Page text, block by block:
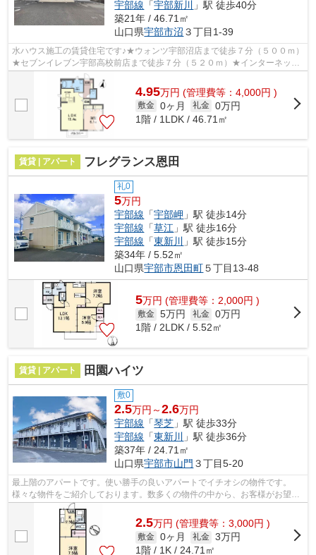
宇部線 「宇部新川
」駅 徒歩40分
築21年 / 46.71㎡
山口県宇部市沼 ３丁目1-39
水ハウス施工の賃貸住宅です♪★ウォンツ宇部沼店まで徒歩７分（５００ｍ）
★セブンイレブン宇部高校前店まで徒歩７分（５２０ｍ）★インターネット
無料（Ｗｉ－Ｆｉ）★自治会加入なし★ゴ...
4.95万円 (管理費等：4,000円 )
敷金 0ヶ月 礼金 0万円
1階 / 1LDK / 46.71㎡
賃貸 | アパート フレグランス恩田
礼0
5万円
宇部線 「宇部岬 」駅 徒歩14分
宇部線 「草江 」駅 徒歩16分
宇部線 「東新川
」駅 徒歩15分
築34年 / 5.52㎡
山口県宇部市恩田町５丁目13-48
5万円 (管理費等：2,000円 )
敷金 5万円 礼金 0万円
1階 / 2LDK / 5.52㎡
賃貸 | アパート 田園ハイツ
敷0
2.5万円～2.6万円
宇部線 「琴芝 」駅 徒歩33分
宇部線 「東新川 」駅 徒歩36分
築37年 / 24.71㎡
山口県宇部市山門 ３丁目5-20
最上階のアパートです。使い勝手の良いアパートでイチオシの物件です。
様々な物件をご紹介しております。数多くの物件の中から、お客様がお望み
の物件をお選び下さい。私たちがサポー...
2.5万円 (管理費等：3,000円 )
敷金 0ヶ月 礼金 3万円
1階 / 1K / 24.71㎡